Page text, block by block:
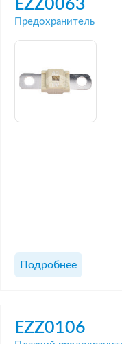
EZZ0063
Предохранитель
Подробнее
EZZ0106